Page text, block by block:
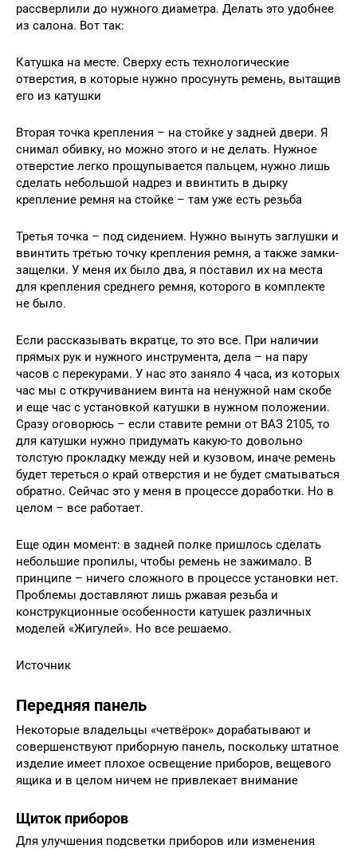
рассверлили до нужного диаметра. Делать это удобнее
из салона. Вот так:
Катушка на месте. Сверху есть технологические
отверстия, в которые нужно просунуть ремень, вытащив
его из катушки
Вторая точка крепления – на стойке у задней двери. Я
снимал обивку, но можно этого и не делать. Нужное
отверстие легко прощупывается пальцем, нужно лишь
сделать небольшой надрез и ввинтить в дырку
крепление ремня на стойке – там уже есть резьба
Третья точка – под сидением. Нужно вынуть заглушки и
ввинтить третью точку крепления ремня, а также замки-
защелки. У меня их было два, я поставил их на места
для крепления среднего ремня, которого в комплекте
не было.
Если рассказывать вкратце, то это все. При наличии
прямых рук и нужного инструмента, дела – на пару
часов с перекурами. У нас это заняло 4 часа, из которых
час мы с откручиванием винта на ненужной нам скобе
и еще час с установкой катушки в нужном положении.
Сразу оговорюсь – если ставите ремни от ВАЗ 2105, то
для катушки нужно придумать какую-то довольно
толстую прокладку между ней и кузовом, иначе ремень
будет тереться о край отверстия и не будет сматываться
обратно. Сейчас это у меня в процессе доработки. Но в
целом – все работает.
Еще один момент: в задней полке пришлось сделать
небольшие пропилы, чтобы ремень не зажимало. В
принципе – ничего сложного в процессе установки нет.
Проблемы доставляют лишь ржавая резьба и
конструкционные особенности катушек различных
моделей «Жигулей». Но все решаемо.
Источник
Передняя панель
Некоторые владельцы «четвёрок» дорабатывают и
совершенствуют приборную панель, поскольку штатное
изделие имеет плохое освещение приборов, вещевого
ящика и в целом ничем не привлекает внимание
Щиток приборов
Для улучшения подсветки приборов или изменения